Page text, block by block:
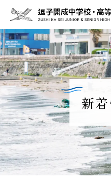
学校紹介
逗子開成の教育
学校生活
進路進学
新